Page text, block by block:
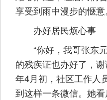
享受到雨中漫步的惬意
办好居民烦心事
“你好，我哥张东元
的残疾证也办好了，
年4月初，社区工作人
到这样一条微信。她